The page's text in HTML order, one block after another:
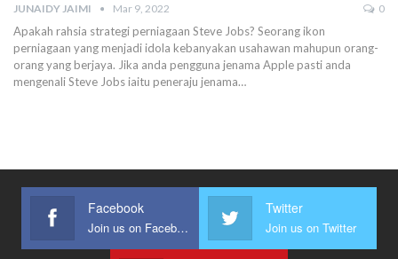
JUNAIDY JAIMI Mar 9, 2022 0
Apakah rahsia strategi perniagaan Steve Jobs? Seorang ikon
perniagaan yang menjadi idola kebanyakan usahawan mahupun orang-
orang yang berjaya. Jika anda pengguna jenama Apple pasti anda
mengenali Steve Jobs iaitu peneraju jenama…
Facebook
Join us on Facebook
Twitter
Join us on Twitter